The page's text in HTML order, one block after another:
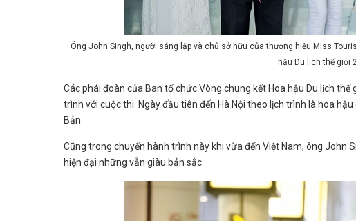
Ông John Singh, người sáng lập và chủ sở hữu của thương hiệu Miss
hậu Du lịch thế giới
Các phái đoàn của Ban tổ chức Vòng chung kết Hoa hậu Du lịch
trình với cuộc thi. Ngày đầu tiên đến Hà Nội theo lịch trình là hoa
Bản.
Cũng trong chuyến hành trình này khi vừa đến Việt Nam, ông John
hiện đại những vẫn giàu bản sắc.